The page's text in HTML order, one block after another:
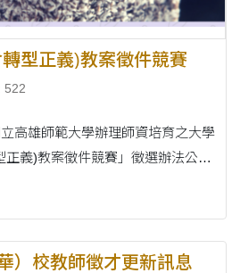
型正義)教案徵件競賽
522
正義)教案徵件競賽」徵選辦法公告1
生、實習學生參與投件，請查
國立高雄....
）校教師徵才更新訊息